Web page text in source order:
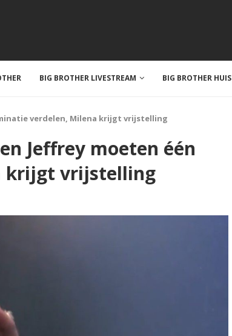
BIG BROTHER LIVESTREAM BIG BROTHER HUIS
verdelen, Milena krijgt vrijstelling
Jeffrey moeten één
krijgt vrijstelling